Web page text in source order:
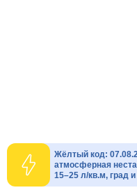
Жёлтый код:
атмосферная
15–25 л/кв.м, град